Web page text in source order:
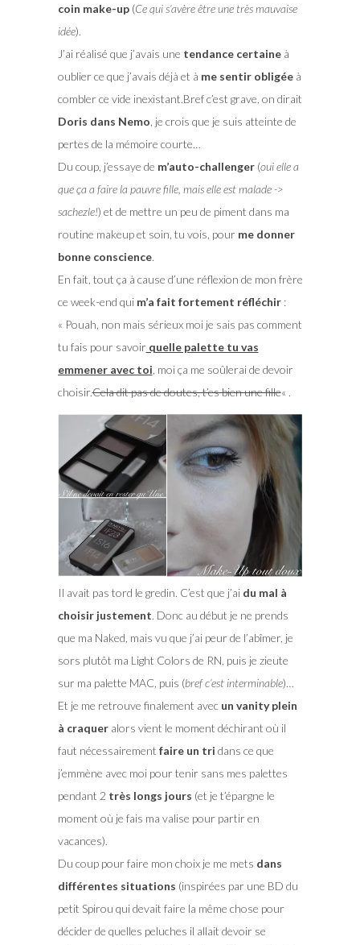
coin make-up(Ce qui s’avère être une très mauvaise
idée).
J’ai réalisé que j’avais une tendance certaineà
oublier ce que j’avais déjà et à me sentir obligéeà
combler ce vide inexistant.Bref c’est grave, on dirait
Doris dans Nemo, je crois que je suis atteinte de
pertes de la mémoire courte…
Du coup, j’essaye de m’auto-challenger(oui elle a
que ça a faire la pauvre fille, mais elle est malade ->
sachezle!) et de mettre un peu de piment dans ma
routine makeup et soin, tu vois, pourme donner
bonne conscience.
En fait, tout ça à cause d’une réflexion de mon frère
ce week-end quim’a fait fortement réfléchir:
« Pouah, non mais sérieux moi je sais pas comment
tu fais pour savoirquelle palette tu vas
emmener avec toi, moi ça me soûlerai de devoir
choisir.Cela dit pas de doutes, t’es bien une fille« .
Il avait pas tord le gredin. C’est que j’ai du mal à
choisir justement. Donc au début je ne prends
que ma Naked, mais vu que j’ai peur de l’abîmer, je
sors plutôt ma Light Colors de RN, puis je zieute
sur ma palette MAC, puis (bref c’est interminable)…
Et je me retrouve finalement avec un vanity plein
à craqueralors vient le moment déchirant où il
faut nécessairement faire un tri dans ce que
j’emmène avec moi pour tenir sans mes palettes
pendant 2 très longs jours (et je t’épargne le
moment où je fais ma valise pour partir en
vacances).
Du coup pour faire mon choix je me mets dans
différentes situations (inspirées par une BD du
petit Spirou qui devait faire la même chose pour
décider de quelles peluches il allait devoir se